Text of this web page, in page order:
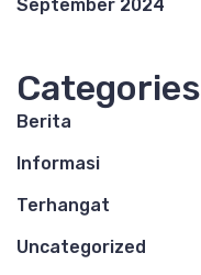
September 2024
Categories
Berita
Informasi
Terhangat
Uncategorized